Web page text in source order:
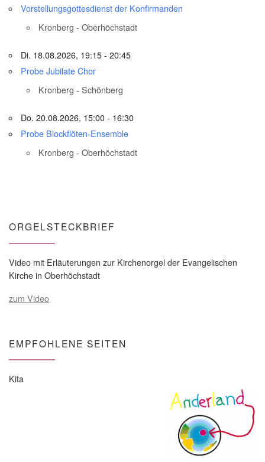
Vorstellungsgottesdienst der Konfirmanden
Kronberg - Oberhöchstadt
Di. 18.08.2026, 19:15 - 20:45
Probe Jubilate Chor
Kronberg - Schönberg
Do. 20.08.2026, 15:00 - 16:30
Probe Blockflöten-Ensemble
Kronberg - Oberhöchstadt
ORGELSTECKBRIEF
Video mit Erläuterungen zur Kirchenorgel der Evangelischen
Kirche in Oberhöchstadt
zum Video
EMPFOHLENE SEITEN
Kita